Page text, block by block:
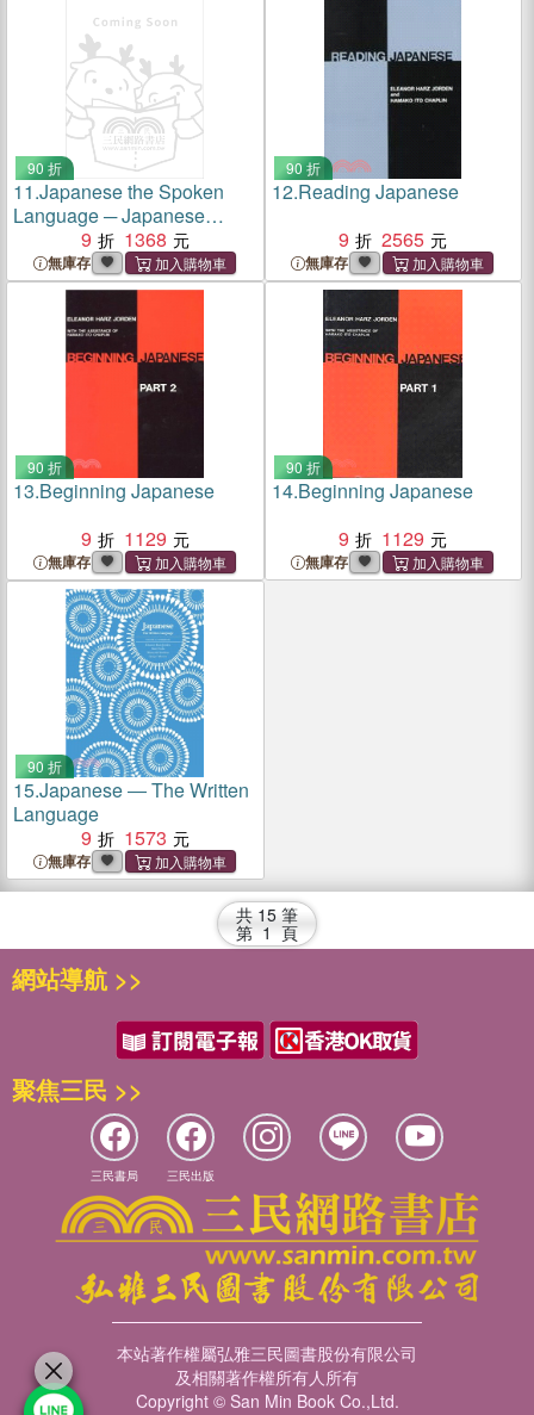
90 折
11.Japanese the Spoken
Language ─ Japanese
Typescript
9 1368
無庫存
90 折
12.Reading Japanese
9
2565
無庫存
90 折
13.Beginning Japanese
9
1129
無庫存
90 折
14.Beginning Japanese
9
1129
無庫存
90 折
15.Japanese ― The Written
Language
9
1573
無庫存
共 15 筆
第 1 頁
網站導航 >>
聚焦三民 >>
三民書局 三民出版
本站著作權屬弘雅三民圖書股份有限公司
及相關著作權所有人所有
Copyright © San Min Book Co.,Ltd.